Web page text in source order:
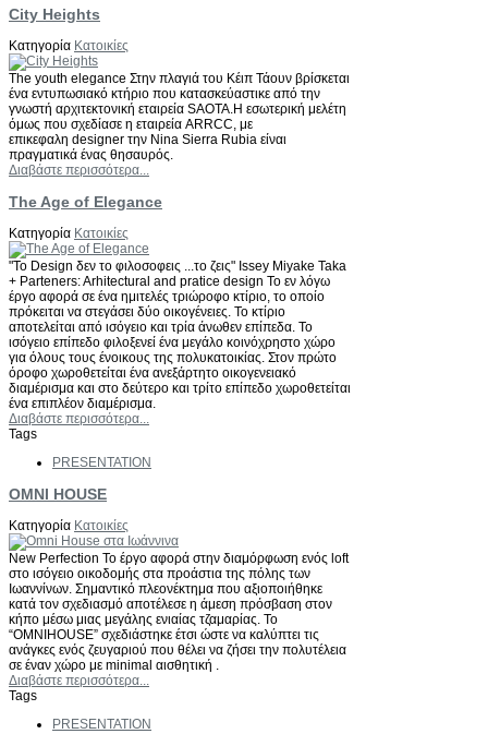
City Heights
Κατηγορία Κατοικίες
The youth elegance Στην πλαγιά του Κέιπ Τάουν βρίσκεται
ένα εντυπωσιακό κτήριο που κατασκεύαστικε από την
γνωστή αρχιτεκτονική εταιρεία SAOTA.Η εσωτερική μελέτη
όμως που σχεδίασε η εταιρεία ARRCC, με
επικεφαλη designer την Nina Sierra Rubia είναι
πραγματικά ένας θησαυρός.
Διαβάστε περισσότερα...
The Age of Elegance
Κατηγορία Κατοικίες
"Το Design δεν το φιλοσοφεις ...το ζεις" Issey Miyake Taka
+ Parteners: Arhitectural and pratice design Το εν λόγω
έργο αφορά σε ένα ημιτελές τριώροφο κτίριο, το οποίο
πρόκειται να στεγάσει δύο οικογένειες. Το κτίριο
αποτελείται από ισόγειο και τρία άνωθεν επίπεδα. Το
ισόγειο επίπεδο φιλοξενεί ένα μεγάλο κοινόχρηστο χώρο
για όλους τους ένοικους της πολυκατοικίας. Στον πρώτο
όροφο χωροθετείται ένα ανεξάρτητο οικογενειακό
διαμέρισμα και στο δεύτερο και τρίτο επίπεδο χωροθετείται
ένα επιπλέον διαμέρισμα.
Διαβάστε περισσότερα...
Tags
PRESENTATION
OMNI HOUSE
Κατηγορία Κατοικίες
New Perfection To έργο αφορά στην διαμόρφωση ενός loft
στο ισόγειο οικοδομής στα προάστια της πόλης των
Ιωαννίνων. Σημαντικό πλεονέκτημα που αξιοποιήθηκε
κατά τον σχεδιασμό αποτέλεσε η άμεση πρόσβαση στον
κήπο μέσω μιας μεγάλης ενιαίας τζαμαρίας. Το
“OMNIHOUSE” σχεδιάστηκε έτσι ώστε να καλύπτει τις
ανάγκες ενός ζευγαριού που θέλει να ζήσει την πολυτέλεια
σε έναν χώρο με minimal αισθητική .
Διαβάστε περισσότερα...
Tags
PRESENTATION